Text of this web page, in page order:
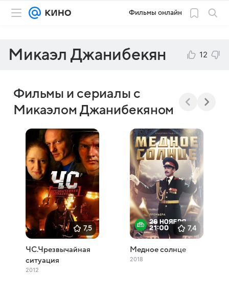
Фильмы онлайн
Микаэл Джанибекян 12
Фильмы и сериалы с
Микаэлом Джанибекяном
7,5
ЧС.Чрезвычайная
ситуация
2012
7,4
Медное солнце
2018